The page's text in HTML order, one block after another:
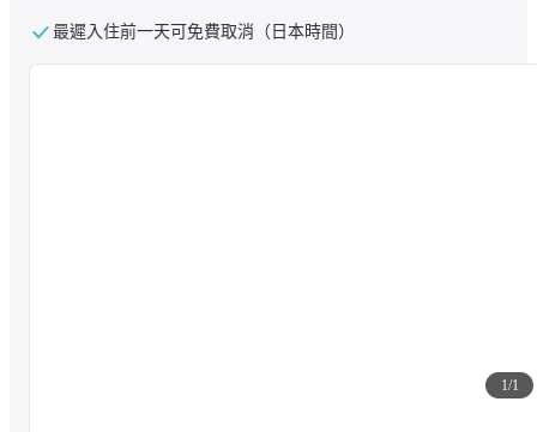
最遲入住前一天可免費取消（日本時間）
1/1